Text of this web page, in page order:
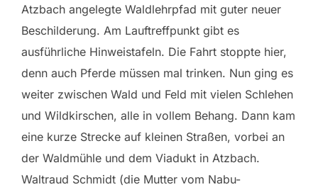
Atzbach angelegte Waldlehrpfad mit guter neuer
Beschilderung. Am Lauftreffpunkt gibt es
ausführliche Hinweistafeln. Die Fahrt stoppte hier,
denn auch Pferde müssen mal trinken. Nun ging es
weiter zwischen Wald und Feld mit vielen Schlehen
und Wildkirschen, alle in vollem Behang. Dann kam
eine kurze Strecke auf kleinen Straßen, vorbei an
der Waldmühle und dem Viadukt in Atzbach.
Waltraud Schmidt (die Mutter vom Nabu-